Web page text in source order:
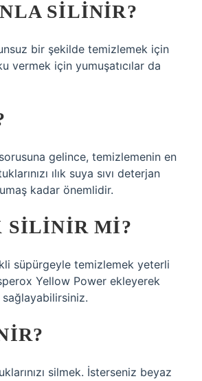
SILINIR?
bir şekilde temizlemek için
vermek için yumuşatıcılar da
gelince, temizlemenin en
ılık suya sıvı deterjan
kadar önemlidir.
SILINIR MI?
süpürgeyle temizlemek yeterli
Yellow Power ekleyerek
silmek. İsterseniz beyaz